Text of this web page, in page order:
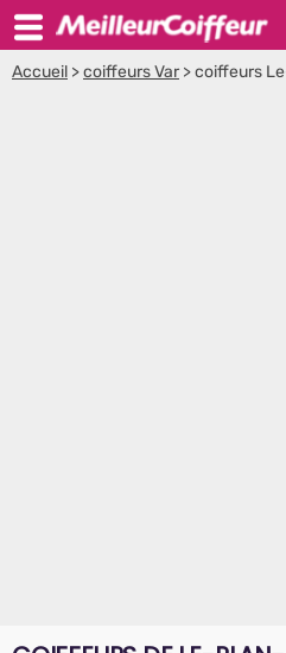
Accueil >coiffeurs Var >coiffeurs